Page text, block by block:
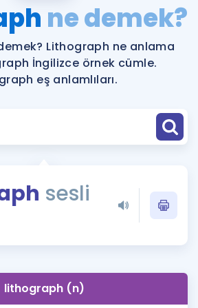
Şifremi Hatırlamıyorum
ÜYE DEĞİLİM
ne demek?
Lithograph ne anlama
İngilizce örnek cümle.
eş anlamlıları.
sesli
lithograph (n)